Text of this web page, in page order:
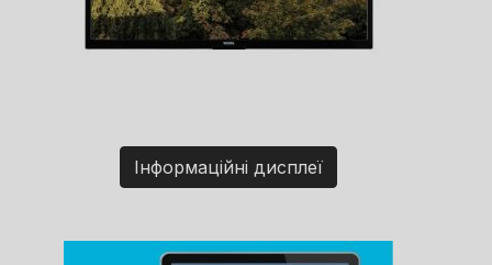
Інформаційні дисплеї